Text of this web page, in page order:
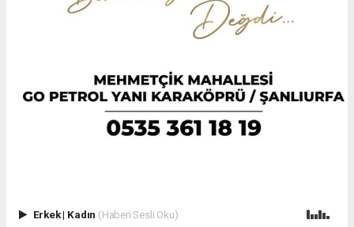
Erkek| Kadın (Haberi Sesli Oku)